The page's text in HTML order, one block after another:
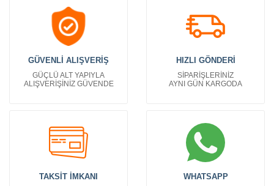
GÜVENLİ ALIŞVERİŞ
GÜÇLÜ ALT YAPIYLA
ALIŞVERİŞİNİZ GÜVENDE
HIZLI GÖNDERİ
SİPARİŞLERİNİZ
AYNI GÜN KARGODA
TAKSİT İMKANI WHATSAPP